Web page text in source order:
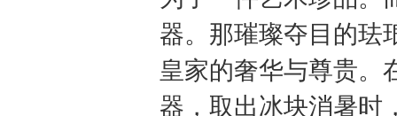
器。那璀璨夺目的珐
皇家的奢华与尊贵。
器，取出冰块消暑时